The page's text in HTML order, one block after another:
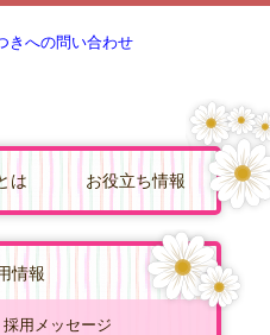
は
とは
の問題
にかかる費用
税制
の相談先
れ
評価
法
談先
お役立ち情報
FX4クラウド
経営改善オンデマンド講
Q&A経営相談
補助金・助成金・融資情
TKCシステムQ&A
関与先向け融資商品ご紹
リンク集
個人情報保護法について
お問合せ
情報
採用メッセージ